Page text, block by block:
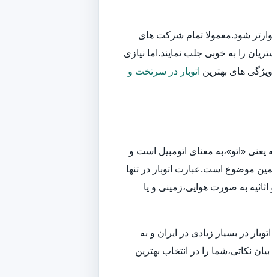
شود.معمولا تمام شرکت های
را به خوبی جلب نمایند.اما نیازی
های بهترین اتوبار در سرتخت و
«اتو»،به معنای اتومبیل است و
موضوع است.عبارت اتوبار در تنها
به صورت هوایی،زمینی و یا
در بسیار زیادی در ایران و به
نکاتی،شما را در انتخاب بهترین